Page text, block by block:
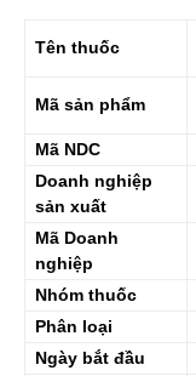
Tên thuốc
Mã sản phẩm
Mã NDC
Doanh nghiệp
sản xuất
Mã Doanh
nghiệp
Nhóm thuốc
Phân loại
Ngày bắt đầu